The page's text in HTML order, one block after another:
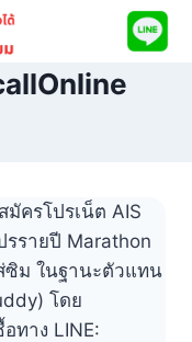
มัครโปรเน็ต AIS
รรายปี Marathon
ซิม ในฐานะตัวแทน
โดย
ทาง LINE: